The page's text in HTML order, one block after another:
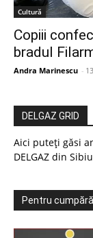
Cultură
Copiii
bradul
Andra Marinescu -
DELGAZ GRID
Aici puteți găsi
DELGAZ din
Pentru